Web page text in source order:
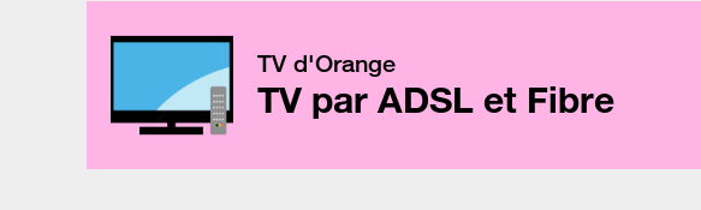
TV d'Orange
TV par ADSL et Fibre